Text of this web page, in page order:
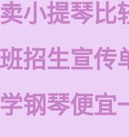
小提琴比
招生宣传
钢琴便宜